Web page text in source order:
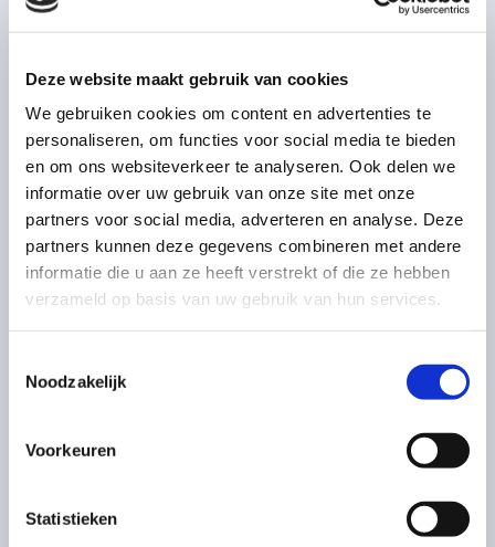
Deze website maakt gebruik van cookies
We gebruiken cookies om content en advertenties te
personaliseren, om functies voor social media te bieden
en om ons websiteverkeer te analyseren. Ook delen we
informatie over uw gebruik van onze site met onze
partners voor social media, adverteren en analyse. Deze
partners kunnen deze gegevens combineren met andere
informatie die u aan ze heeft verstrekt of die ze hebben
verzameld op basis van uw gebruik van hun services.
Noodzakelijk
Voorkeuren
Statistieken
op een later moment. Dit zien we bij de zwaardere feiten,
bijvoorbeeld moord of een zedenfeit.
Het is ook in dit stadium zeer belangrijk om een
gespecialiseerde advocaat
kan uw verklaring namelijk gebruiken in de gehele
rechtszaak tegen u. Het is van belang dat u niets zegt wat u
later duur kan komen te staan. Een strafrechtadvocaat weet
hoe de politie te werk gaat en waar u wel, of juist geen
antwoord op moet geven. Onze strafrechtadvocaat staat
vanaf het begin van de procedure voor u klaar.
Dagvaarding politierechter ontvangen?
Heeft u een dagvaarding ontvangen? De officier van justitie
is van mening dat u het strafbare feit aan te rekenen is. Het
over het strafbare feit. In de rechtbank zal de advocaat
Dit kan eventueel met vurige pleidooien zoals in bepaalde
Amerikaanse series, maar soms is dit echter een verkeerde